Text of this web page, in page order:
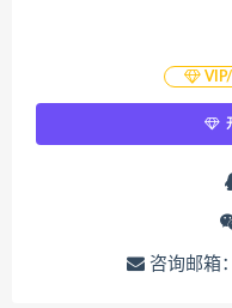
VIP/
咨询邮箱